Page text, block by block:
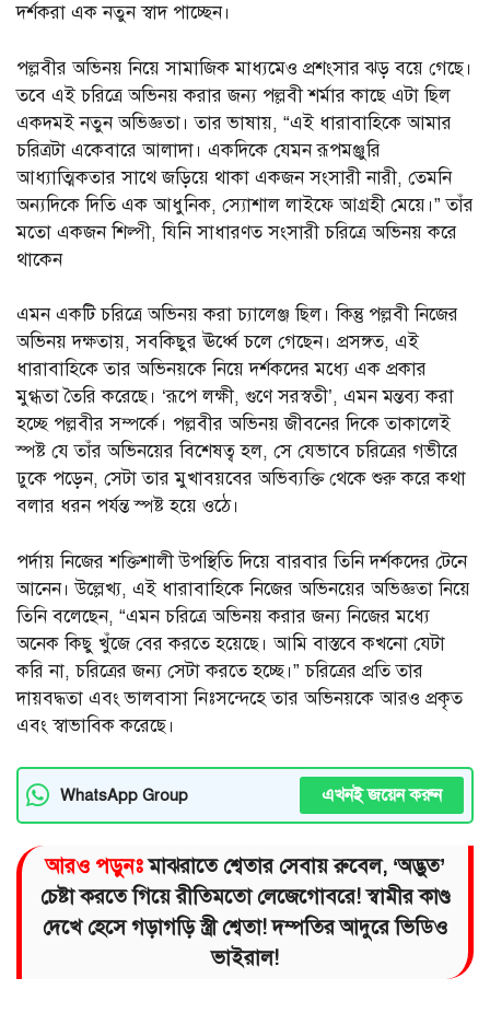
দর্শকরা এক নতুন স্বাদ পাচ্ছেন।
পল্লবীর অভিনয় নিয়ে সামাজিক মাধ্যমেও প্রশংসার ঝড় বয়ে গেছে।
তবে এই চরিত্রে অভিনয় করার জন্য পল্লবী শর্মার কাছে এটা ছিল
একদমই নতুন অভিজ্ঞতা। তার ভাষায়, “এই ধারাবাহিকে আমার
চরিত্রটা একেবারে আলাদা। একদিকে যেমন রূপমঞ্জুরি
আধ্যাত্মিকতার সাথে জড়িয়ে থাকা একজন সংসারী নারী, তেমনি
অন্যদিকে দিতি এক আধুনিক, স্যোশাল লাইফে আগ্রহী মেয়ে।” তাঁর
মতো একজন শিল্পী, যিনি সাধারণত সংসারী চরিত্রে অভিনয় করে
থাকেন
এমন একটি চরিত্রে অভিনয় করা চ্যালেঞ্জ ছিল। কিন্তু পল্লবী নিজের
অভিনয় দক্ষতায়, সবকিছুর ঊর্ধ্বে চলে গেছেন। প্রসঙ্গত, এই
ধারাবাহিকে তার অভিনয়কে নিয়ে দর্শকদের মধ্যে এক প্রকার
মুগ্ধতা তৈরি করেছে। ‘রূপে লক্ষী, গুণে সরস্বতী’, এমন মন্তব্য করা
হচ্ছে পল্লবীর সম্পর্কে। পল্লবীর অভিনয় জীবনের দিকে তাকালেই
স্পষ্ট যে তাঁর অভিনয়ের বিশেষত্ব হল, সে যেভাবে চরিত্রের গভীরে
ঢুকে পড়েন, সেটা তার মুখাবয়বের অভিব্যক্তি থেকে শুরু করে কথা
বলার ধরন পর্যন্ত স্পষ্ট হয়ে ওঠে।
পর্দায় নিজের শক্তিশালী উপস্থিতি দিয়ে বারবার তিনি দর্শকদের টেনে
আনেন। উল্লেখ্য, এই ধারাবাহিকে নিজের অভিনয়ের অভিজ্ঞতা নিয়ে
তিনি বলেছেন, “এমন চরিত্রে অভিনয় করার জন্য নিজের মধ্যে
অনেক কিছু খুঁজে বের করতে হয়েছে। আমি বাস্তবে কখনো যেটা
করি না, চরিত্রের জন্য সেটা করতে হচ্ছে।” চরিত্রের প্রতি তার
দায়বদ্ধতা এবং ভালবাসা নিঃসন্দেহে তার অভিনয়কে আরও প্রকৃত
এবং স্বাভাবিক করেছে।
WhatsApp Group এখনই জয়েন করুন
আরও পড়ুনঃমাঝরাতে শ্বেতার সেবায় রুবেল, ‘অদ্ভুত’
চেষ্টা করতে গিয়ে রীতিমতো লেজেগোবরে! স্বামীর কাণ্ড
দেখে হেসে গড়াগড়ি স্ত্রী শ্বেতা! দম্পতির আদুরে ভিডিও
ভাইরাল!